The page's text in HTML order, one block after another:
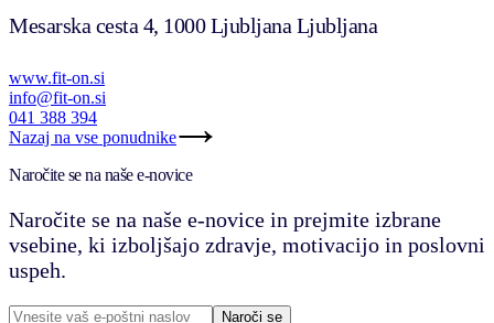
Mesarska cesta 4, 1000 Ljubljana Ljubljana
www.fit-on.si
info@fit-on.si
041 388 394
Nazaj na vse ponudnike
Naročite se na naše e-novice
Naročite se na naše e-novice in prejmite izbrane
vsebine, ki izboljšajo zdravje, motivacijo in poslovni
uspeh.
Naroči se